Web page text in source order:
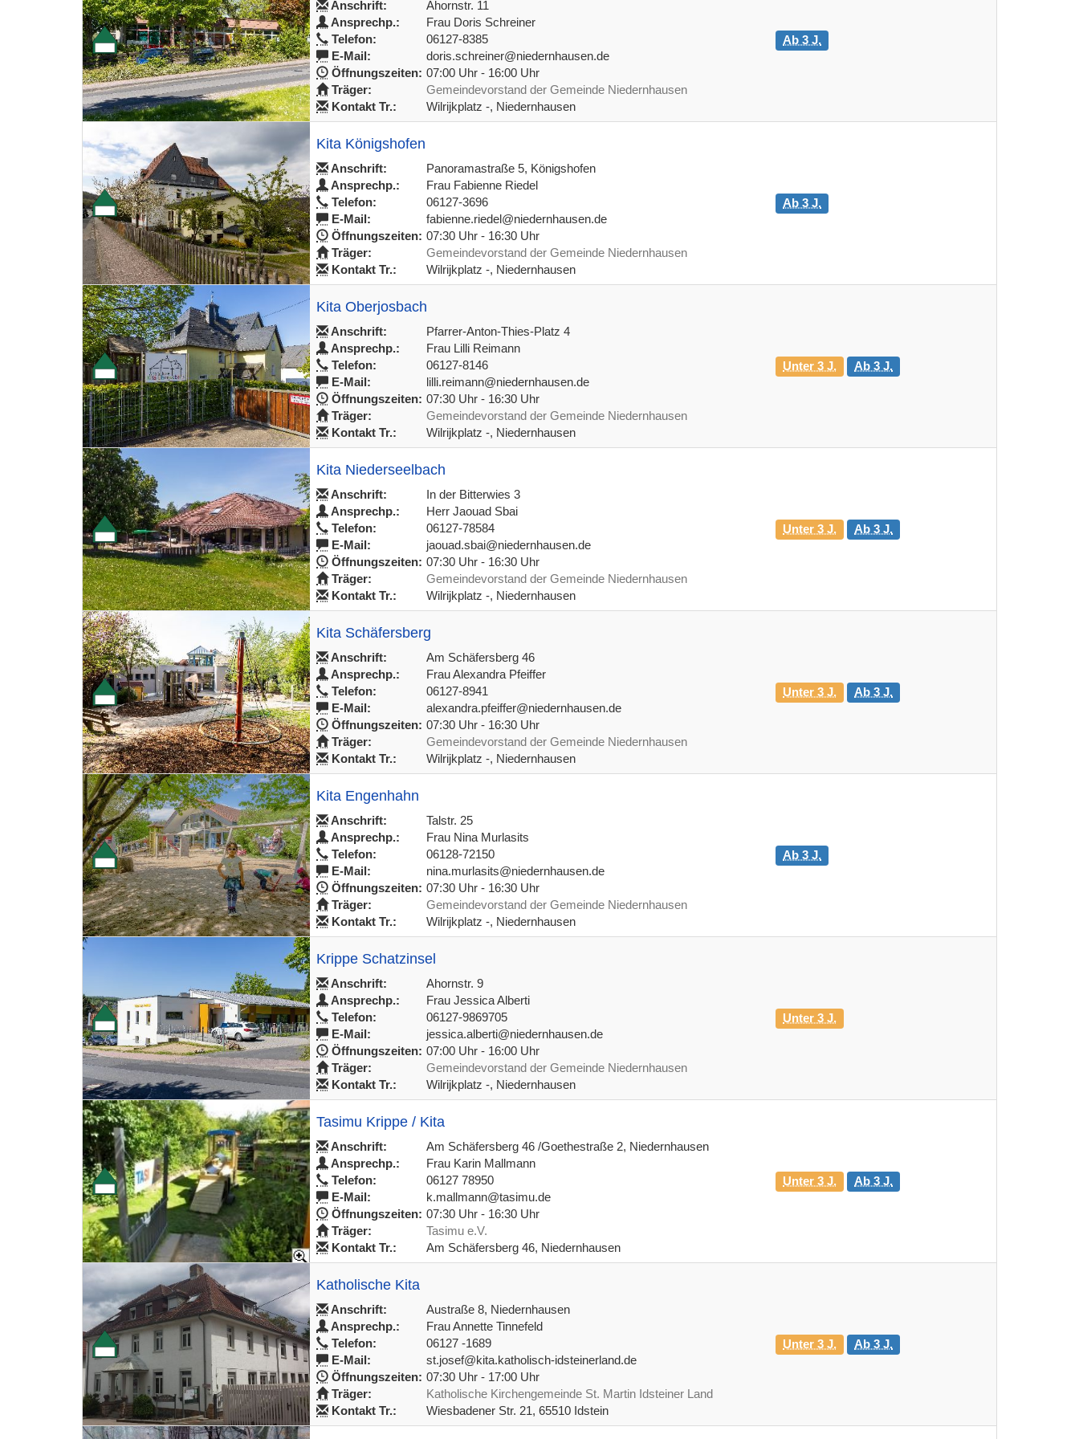
Anschrift:
Ahornstr. 11
Ansprechp.:
Frau Doris Schreiner
Telefon:
06127-8385
E-Mail:
doris.schreiner@niedernhausen.de
Öffnungszeiten: 07:00 Uhr - 16:00 Uhr
Träger:
Gemeindevorstand der Gemeinde Niedernhausen
Kontakt Tr.:
Wilrijkplatz -, Niedernhausen
Ab 3 J.
Kita Königshofen
Anschrift:
Panoramastraße 5, Königshofen
Ansprechp.:
Frau Fabienne Riedel
Telefon:
06127-3696
E-Mail:
fabienne.riedel@niedernhausen.de
Öffnungszeiten: 07:30 Uhr - 16:30 Uhr
Träger:
Gemeindevorstand der Gemeinde Niedernhausen
Kontakt Tr.:
Wilrijkplatz -, Niedernhausen
Ab 3 J.
Kita Oberjosbach
Anschrift:
Pfarrer-Anton-Thies-Platz 4
Ansprechp.:
Frau Lilli Reimann
Telefon:
06127-8146
E-Mail:
lilli.reimann@niedernhausen.de
Öffnungszeiten: 07:30 Uhr - 16:30 Uhr
Träger:
Gemeindevorstand der Gemeinde Niedernhausen
Kontakt Tr.:
Wilrijkplatz -, Niedernhausen
Unter 3 J. Ab 3 J.
Kita Niederseelbach
Anschrift:
In der Bitterwies 3
Ansprechp.:
Herr Jaouad Sbai
Telefon:
06127-78584
E-Mail:
jaouad.sbai@niedernhausen.de
Öffnungszeiten: 07:30 Uhr - 16:30 Uhr
Träger:
Gemeindevorstand der Gemeinde Niedernhausen
Kontakt Tr.:
Wilrijkplatz -, Niedernhausen
Unter 3 J. Ab 3 J.
Kita Schäfersberg
Anschrift:
Am Schäfersberg 46
Ansprechp.:
Frau Alexandra Pfeiffer
Telefon:
06127-8941
E-Mail:
alexandra.pfeiffer@niedernhausen.de
Öffnungszeiten: 07:30 Uhr - 16:30 Uhr
Träger:
Gemeindevorstand der Gemeinde Niedernhausen
Kontakt Tr.:
Wilrijkplatz -, Niedernhausen
Unter 3 J. Ab 3 J.
Kita Engenhahn
Anschrift:
Talstr. 25
Ansprechp.:
Frau Nina Murlasits
Telefon:
06128-72150
E-Mail:
nina.murlasits@niedernhausen.de
Öffnungszeiten: 07:30 Uhr - 16:30 Uhr
Träger:
Gemeindevorstand der Gemeinde Niedernhausen
Kontakt Tr.:
Wilrijkplatz -, Niedernhausen
Ab 3 J.
Krippe Schatzinsel
Anschrift:
Ahornstr. 9
Ansprechp.:
Frau Jessica Alberti
Telefon:
06127-9869705
E-Mail:
jessica.alberti@niedernhausen.de
Öffnungszeiten: 07:00 Uhr - 16:00 Uhr
Träger:
Gemeindevorstand der Gemeinde Niedernhausen
Kontakt Tr.:
Wilrijkplatz -, Niedernhausen
Unter 3 J.
Tasimu Krippe / Kita
Anschrift:
Am Schäfersberg 46 /Goethestraße 2, Niedernhausen
Ansprechp.:
Frau Karin Mallmann
Telefon:
06127 78950
E-Mail:
k.mallmann@tasimu.de
Öffnungszeiten: 07:30 Uhr - 16:30 Uhr
Träger:
Tasimu e.V.
Kontakt Tr.:
Am Schäfersberg 46, Niedernhausen
Unter 3 J. Ab 3 J.
Katholische Kita
Anschrift:
Austraße 8, Niedernhausen
Ansprechp.:
Frau Annette Tinnefeld
Telefon:
06127 -1689
E-Mail:
st.josef@kita.katholisch-idsteinerland.de
Öffnungszeiten: 07:30 Uhr - 17:00 Uhr
Träger:
Katholische Kirchengemeinde St. Martin Idsteiner Land
Kontakt Tr.:
Wiesbadener Str. 21, 65510 Idstein
Unter 3 J. Ab 3 J.